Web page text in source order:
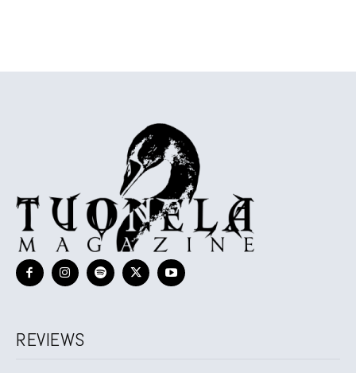
REVIEWS